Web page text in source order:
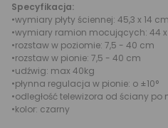
Specyfikacja:
•wymiary płyty ściennej: 45,3 x 14 cm
•wymiary ramion mocujących: 44
•rozstaw w poziomie: 7,5 - 40 cm
•rozstaw w pionie: 7,5 - 40 cm
•udźwig: max 40kg
•płynna regulacja w pionie: o ±10°
•odległość telewizora od ściany po
•kolor: czarny